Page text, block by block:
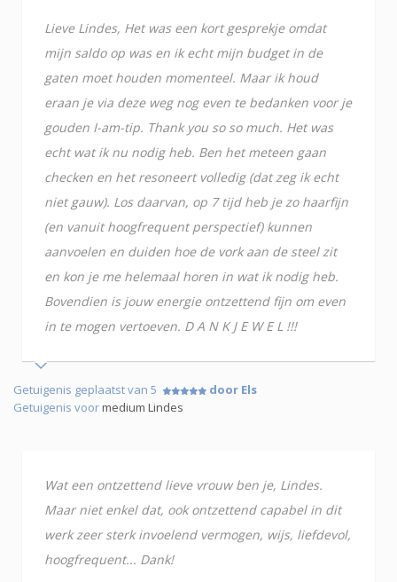
Lieve Lindes, Het was een kort gesprekje omdat
mijn saldo op was en ik echt mijn budget in de
gaten moet houden momenteel. Maar ik houd
eraan je via deze weg nog even te bedanken voor je
gouden I-am-tip. Thank you so so much. Het was
echt wat ik nu nodig heb. Ben het meteen gaan
checken en het resoneert volledig (dat zeg ik echt
niet gauw). Los daarvan, op 7 tijd heb je zo haarfijn
(en vanuit hoogfrequent perspectief) kunnen
aanvoelen en duiden hoe de vork aan de steel zit
en kon je me helemaal horen in wat ik nodig heb.
Bovendien is jouw energie ontzettend fijn om even
in te mogen vertoeven. D A N K J E W E L !!!
Getuigenis geplaatst van 5
door Els
Getuigenis voormedium Lindes
Wat een ontzettend lieve vrouw ben je, Lindes.
Maar niet enkel dat, ook ontzettend capabel in dit
werk zeer sterk invoelend vermogen, wijs, liefdevol,
hoogfrequent... Dank!